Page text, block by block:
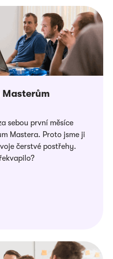
Masterům
sebou první měsíce
Mastera. Proto jsme ji
čerstvé postřehy.